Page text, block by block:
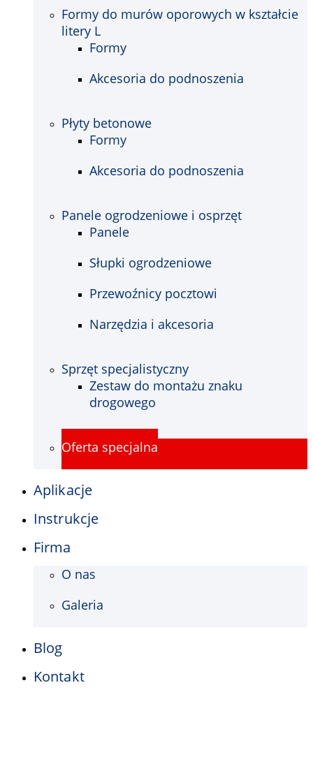
Formy do murów oporowych w kształcie
litery L
Formy
Akcesoria do podnoszenia
Płyty betonowe
Formy
Akcesoria do podnoszenia
Panele ogrodzeniowe i osprzęt
Panele
Słupki ogrodzeniowe
Przewoźnicy pocztowi
Narzędzia i akcesoria
Sprzęt specjalistyczny
Zestaw do montażu znaku
drogowego
Oferta specjalna
Aplikacje
Instrukcje
Firma
O nas
Galeria
Blog
Kontakt